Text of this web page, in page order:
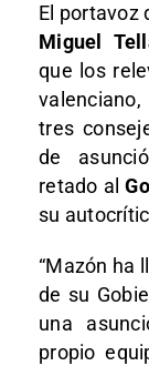
El portavoz
Miguel
que los
tres
de
retado al
su
“Mazón ha
de su
una
propio